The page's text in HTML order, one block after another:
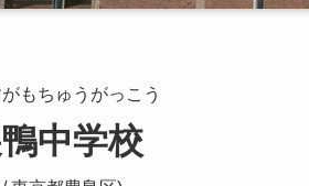
もちゅうがっこう
中学校